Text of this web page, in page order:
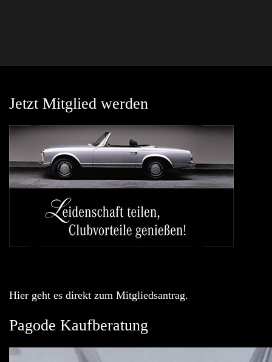
Jetzt Mitglied werden
Hier geht es direkt zum Mitgliedsantrag.
Pagode Kaufberatung